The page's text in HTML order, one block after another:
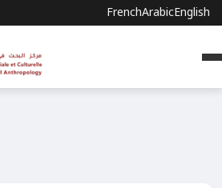
FrenchArabicEnglish